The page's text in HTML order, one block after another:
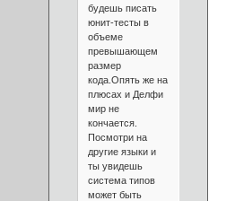
будешь писать
юнит-тесты в
объеме
превышающем
размер
кода.Опять же на
плюсах и Делфи
мир не
кончается.
Посмотри на
другие языки и
ты увидешь
система типов
может быть